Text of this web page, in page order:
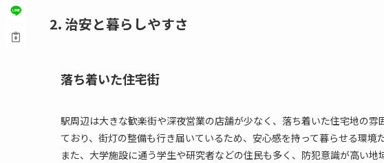
2. 治安と暮らしやすさ
落ち着いた住宅街
駅周辺は大きな歓楽街や深夜営業の店舗が少なく、落ち着いた住宅地の
ており、街灯の整備も行き届いているため、安心感を持って暮らせる環境
また、大学施設に通う学生や研究者などの住民も多く、防犯意識が高い地